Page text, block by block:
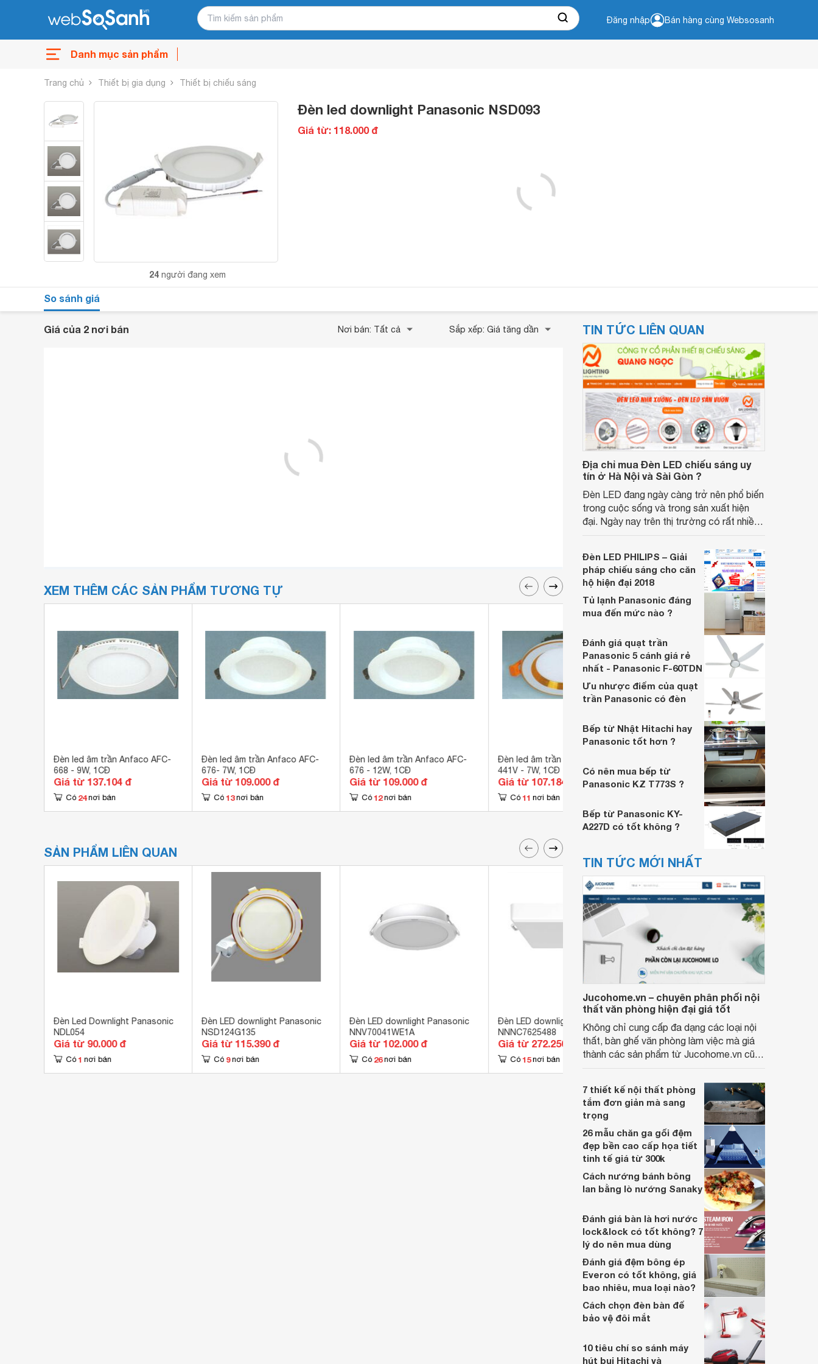
Đăng nhập Bán hàng cùng Websosanh
Danh mục sản phẩm
Trang chủ Thiết bị gia dụng Thiết bị chiếu sáng
24 người đang xem
Đèn led downlight Panasonic NSD093
Giá từ: 118.000 đ
So sánh giá
Giá của 2 nơi bán Nơi bán: Tất cả Sắp xếp: Giá tăng dần
XEM THÊM CÁC SẢN PHẨM TƯƠNG TỰ
Đèn led âm trần Anfaco AFC-
668 - 9W, 1CĐ
Giá từ 137.104 đ
Có 24 nơi bán
Đèn led âm trần Anfaco AFC-
676- 7W, 1CĐ
Giá từ 109.000 đ
Có 13 nơi bán
Đèn led âm trần Anfaco AFC-
676 - 12W, 1CĐ
Giá từ 109.000 đ
Có 12 nơi bán
Đèn led âm trần Anfaco AFC-
441V - 7W, 1CĐ
Giá từ 107.184 đ
Có 11 nơi bán
Đèn led âm trần Anfaco AFC-
441B - 7W, 1CĐ
Giá từ 107.184 đ
nơi bán
SẢN PHẨM LIÊN QUAN
Đèn Led Downlight Panasonic
NDL054
Giá từ 90.000 đ
Có 1 nơi bán
Đèn LED downlight Panasonic
NSD124G135
Giá từ 115.390 đ
Có 9 nơi bán
Đèn LED downlight Panasonic
NNV70041WE1A
Giá từ 102.000 đ
Có 26 nơi bán
Đèn LED downlight Panasonic
NNNC7625488
Giá từ 272.250 đ
Có 15 nơi bán
Đèn led downlight Panasonic
NSD12C
Giá từ 115.000 đ
Có 11 nơi bán
TIN TỨC LIÊN QUAN
Địa chỉ mua Đèn LED chiếu sáng uy
tín ở Hà Nội và Sài Gòn ?
Đèn LED đang ngày càng trở nên phổ biến
trong cuộc sống và trong sản xuất hiện
đại. Ngày nay trên thị trường có rất nhiều
đèn LED với chất lượng tốt, giá thành phải
chăng, tuy nhiên không phải người dùng
nào cũng có thể chọn được cho mình một
địa chỉ đáng tin cậy
Đèn LED PHILIPS – Giải
pháp chiếu sáng cho căn
hộ hiện đại 2018
Tủ lạnh Panasonic đáng
mua đến mức nào ?
Đánh giá quạt trần
Panasonic 5 cánh giá rẻ
nhất - Panasonic F-60TDN
Ưu nhược điểm của quạt
trần Panasonic có đèn
Bếp từ Nhật Hitachi hay
Panasonic tốt hơn ?
Có nên mua bếp từ
Panasonic KZ T773S ?
Bếp từ Panasonic KY-
A227D có tốt không ?
TIN TỨC MỚI NHẤT
Jucohome.vn – chuyên phân phối nội
thất văn phòng hiện đại giá tốt
Không chỉ cung cấp đa dạng các loại nội
thất, bàn ghế văn phòng làm việc mà giá
thành các sản phẩm từ Jucohome.vn cũng
7 thiết kế nội thất phòng
tắm đơn giản mà sang
trọng
26 mẫu chăn ga gối đệm
đẹp bền cao cấp họa tiết
tinh tế giá từ 300k
Cách nướng bánh bông
lan bằng lò nướng Sanaky
Đánh giá bàn là hơi nước
lock&lock có tốt không? 7
lý do nên mua dùng
Đánh giá đệm bông ép
Everon có tốt không, giá
bao nhiêu, mua loại nào?
Cách chọn đèn bàn để
bảo vệ đôi mắt
10 tiêu chí so sánh máy
hút bụi Hitachi và